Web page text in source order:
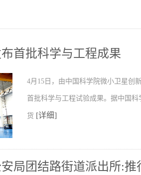
首批科学与工程成果
4月15日，由中国科学院微小卫星创
首批科学与工程试验成果。据中国
货 [详细]
局团结路街道派出所:推